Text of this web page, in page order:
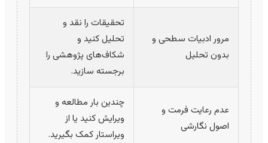
مرور ادبیات سطحی و
بدون تحلیل
تحقیقات را نقد و
تحلیل کنید و
شکاف‌های پژوهشی را
برجسته سازید.
عدم رعایت فرمت و
اصول نگارشی
چندین بار مطالعه و
ویرایش کنید یا از
ویراستار کمک بگیرید.